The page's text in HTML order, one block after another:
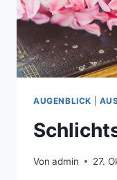
AUGENBLICK
Von admin 27.